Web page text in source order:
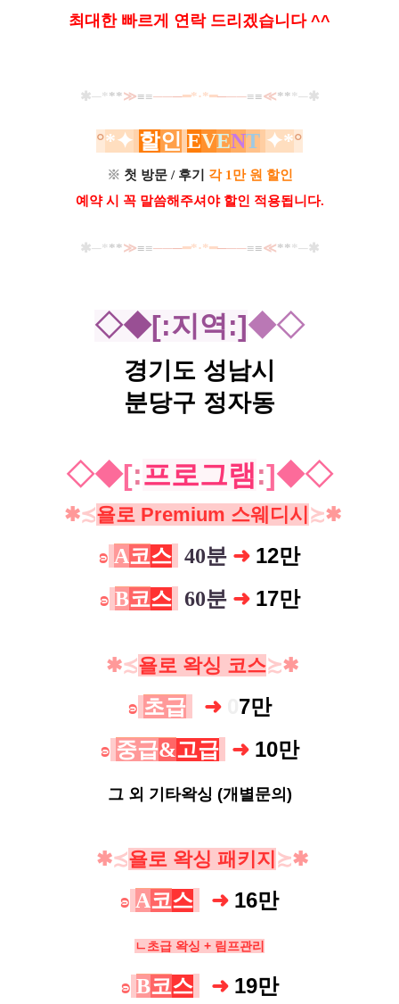
최대한 빠르게 연락 드리겠습니다 ^^
✱─***≫≡≡───━*·*━───≡≡≪***─✱
°*✦ 할인 EVENT ✦*°
※ 첫 방문 / 후기 각 1만 원 할인
예약 시 꼭 말씀해주셔야 할인 적용됩니다.
✱─***≫≡≡───━*·*━───≡≡≪***─✱
◇◆[:지역 :]◆◇
경기도 성남시
분당구 정자동
◇◆[:프로그램:]◆◇
✱≾욜로 Premium 스웨디시 ≿✱
ʚ A코스 40분 ➜ 12만
ʚ B코스 60분 ➜ 17만
✱≾욜로 왁싱 코스≿✱
ʚ 초급 ➜ 7만
ʚ 중급&고급 ➜ 10만
그 외 기타왁싱 (개별문의)
✱≾욜로 왁싱 패키지 ≿✱
ʚ A코스 ➜ 16만
ㄴ초급 왁싱 + 림프관리
ʚ B코스 ➜ 19만